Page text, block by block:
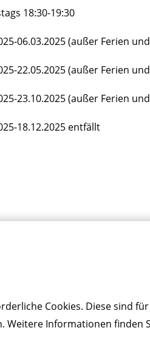
18:30-19:30
06.03.2025 (außer Ferien
22.05.2025 (außer Ferien
23.10.2025 (außer Ferien
18.12.2025 entfällt
Cookies. Diese sind
Weitere Informationen finden